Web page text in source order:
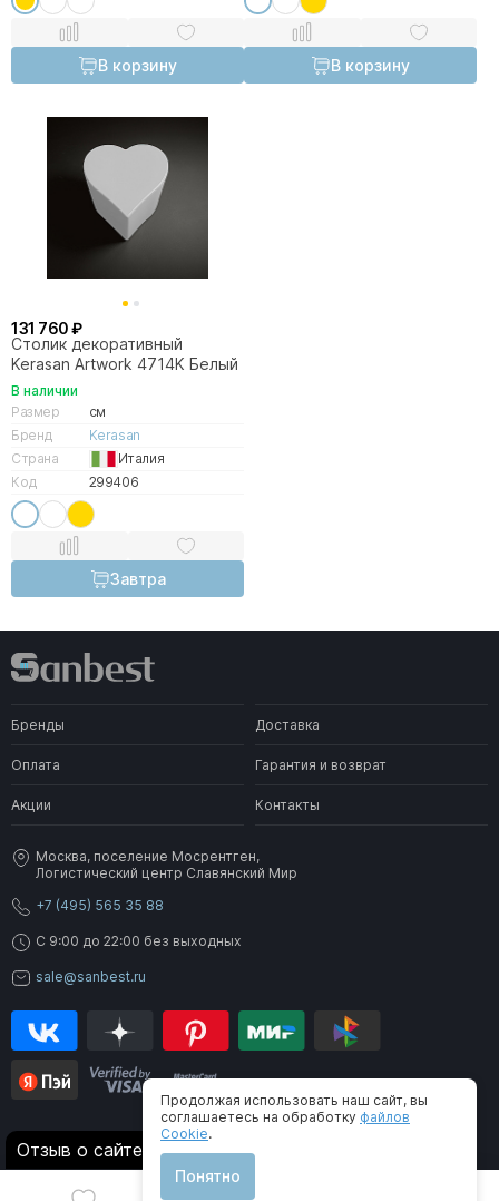
В корзину В корзину
131 760 ₽
Столик декоративный
Kerasan Artwork 4714K Белый
В наличии
Размер
см
Бренд
Kerasan
Страна
Италия
Код
299406
Завтра
Бренды Доставка
Оплата Гарантия и возврат
Акции Контакты
Москва, поселение Мосрентген,
Логистический центр Славянский Мир
+7 (495) 565 35 88
C 9:00 до 22:00 без выходных
sale@sanbest.ru
® 2006-2026 SanBest. Все права защищены
Отзыв о сайте
Продолжая использовать наш сайт, вы
соглашаетесь на обработку файлов
Cookie.
Понятно